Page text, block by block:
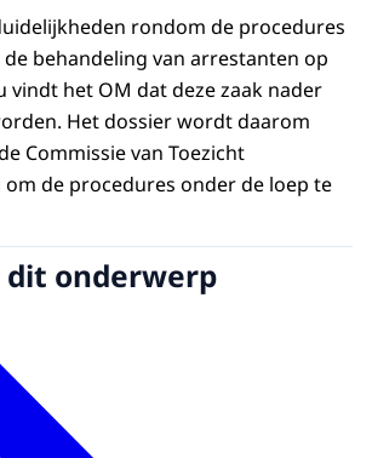
rondom de procedures
behandeling van arrestanten op
vindt het OM dat deze zaak nader
Het dossier wordt daarom
Commissie van Toezicht
de procedures onder de loep te
dit onderwerp